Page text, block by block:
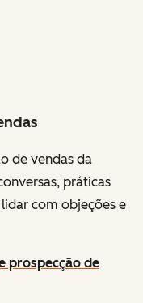
de vendas da
práticas
com objeções e
prospecção de